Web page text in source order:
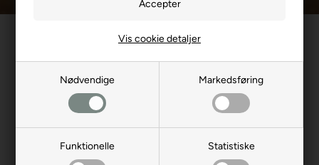
Nødvendige Markedsføring
Funktionelle Statistiske
Vis cookie detaljer